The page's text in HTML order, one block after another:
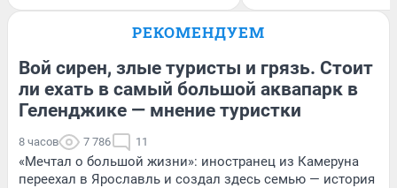
РЕКОМЕНДУЕМ
Вой сирен, злые туристы и грязь. Стоит
ли ехать в самый большой аквапарк в
Геленджике — мнение туристки
8 часов 7 786 11
«Мечтал о большой жизни»: иностранец из Камеруна
переехал в Ярославль и создал здесь семью — история